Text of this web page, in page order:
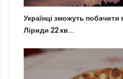
Українці зможуть побачити
Ліриди 22 кв...